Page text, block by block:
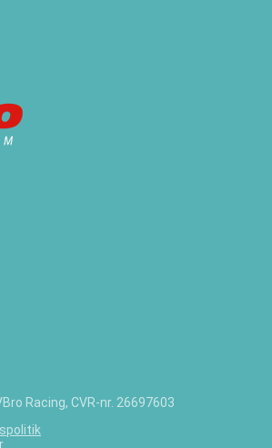
Racing, CVR-nr. 26697603